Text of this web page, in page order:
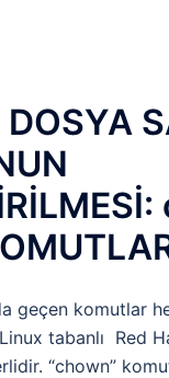
geçen komutlar
tabanlı Red
“chown”